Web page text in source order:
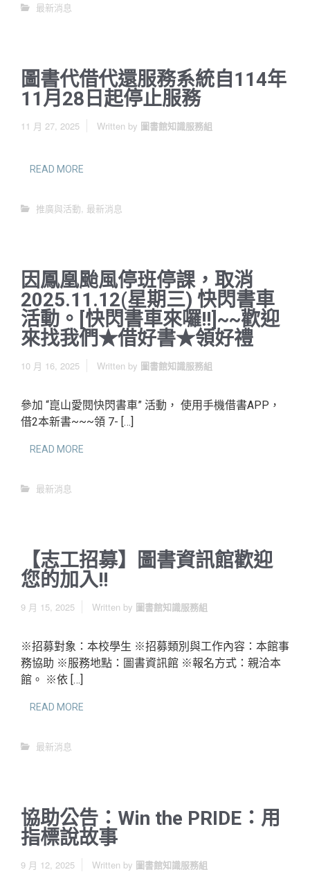
最新消息
圖書代借代還服務系統自114年
11月28日起停止服務
11 月 27, 2025 Written by 圖書館知識服務組
READ MORE
推廣與活動, 最新消息
因鳳凰颱風停班停課，取消
2025.11.12(星期三) 快閃書車
活動。[快閃書車來囉!!]~~歡迎
來找我們★借好書★領好禮
10 月 16, 2025 Written by 圖書館知識服務組
參加 “崑山愛閱快閃書車” 活動， 使用手機借書APP，
借2本新書~~~領 7- […]
READ MORE
最新消息
【志工招募】圖書資訊館歡迎
您的加入!!
9 月 15, 2025 Written by 圖書館知識服務組
※招募對象：本校學生 ※招募類別與工作內容：本館事
務協助 ※服務地點：圖書資訊館 ※報名方式：親洽本
館。 ※依 […]
READ MORE
最新消息
協助公告：Win the PRIDE：用
指標說故事
9 月 12, 2025 Written by 圖書館知識服務組